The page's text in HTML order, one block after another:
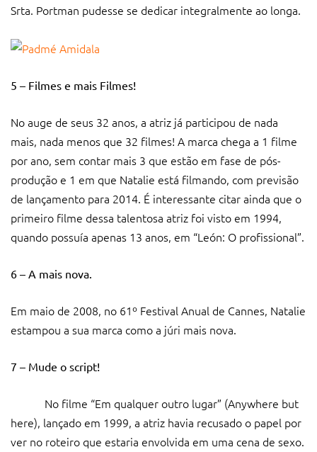
Srta. Portman pudesse se dedicar integralmente ao longa.
5 – Filmes e mais Filmes!
No auge de seus 32 anos, a atriz já participou de nada
mais, nada menos que 32 filmes! A marca chega a 1 filme
por ano, sem contar mais 3 que estão em fase de pós-
produção e 1 em que Natalie está filmando, com previsão
de lançamento para 2014. É interessante citar ainda que o
primeiro filme dessa talentosa atriz foi visto em 1994,
quando possuía apenas 13 anos, em “León: O profissional”.
6 – A mais nova.
Em maio de 2008, no 61º Festival Anual de Cannes, Natalie
estampou a sua marca como a júri mais nova.
7 – Mude o script!
No filme “Em qualquer outro lugar” (Anywhere but
here), lançado em 1999, a atriz havia recusado o papel por
ver no roteiro que estaria envolvida em uma cena de sexo.